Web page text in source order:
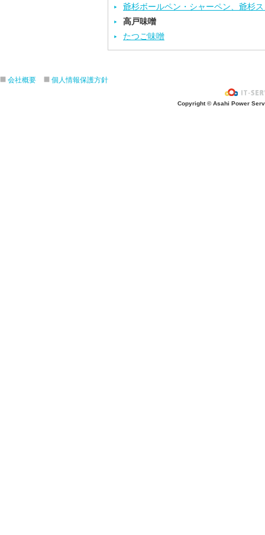
爺杉ボールペン・シャーペン、爺杉
高戸味噌
たつご味噌
会社概要 個人情報保護方針
Copyright © Asahi Power